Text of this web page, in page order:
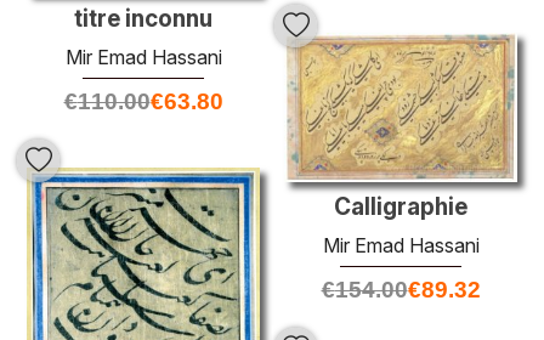
titre inconnu
Mir Emad Hassani
€110.00€63.80
Calligraphie
Mir Emad Hassani
€154.00€89.32